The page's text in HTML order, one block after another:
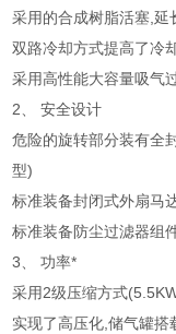
采用的合成树脂活塞,延
双路冷却方式提高了冷
采用高性能大容量吸气
2、 安全设计
危险的旋转部分装有全
型)
标准装备封闭式外扇马
标准装备防尘过滤器组
3、 功率*
采用2级压缩方式
实现了高压化,储气罐